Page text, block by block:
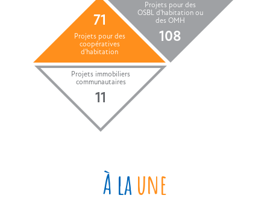
71
Projets pour des
coopératives
d'habitation
108
Projets pour des
OSBL d'habitation ou
des OMH
11
Projets immobiliers
communautaires
À laune